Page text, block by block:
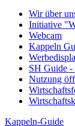
Wir über
Initiative
Webcam
Kappeln
SH Guide -
Nutzung
Kappeln-Guide